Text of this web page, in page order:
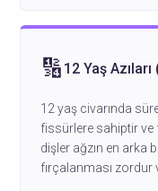
🔢 12 Yaş
12 yaş civarında
fissürlere sahiptir ve
dişler ağzın en arka
fırçalanması zordur